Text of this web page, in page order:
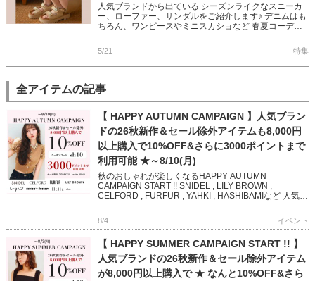
人気ブランドから出ている シーズンライクなスニーカ
ー、ローファー、サンダルをご紹介します♪ デニムはも
ちろん、ワンピースやミニスカショなど 春夏コーデに
5/21 特集
全アイテムの記事
【 HAPPY AUTUMN CAMPAIGN 】人気ブラン
ドの26秋新作＆セール除外アイテムも8,000円
以上購入で10%OFF&さらに3000ポイントまで
利用可能 ★～8/10(月)
秋のおしゃれが楽しくなるHAPPY AUTUMN
CAMPAIGN START !! SNIDEL , LILY BROWN ,
CELFORD , FURFUR , YAHKI , HASHIBAMIなど 人気ブ
8/4 イベント
【 HAPPY SUMMER CAMPAIGN START !! 】
人気ブランドの26秋新作＆セール除外アイテム
が8,000円以上購入で ★ なんと10%OFF&さら